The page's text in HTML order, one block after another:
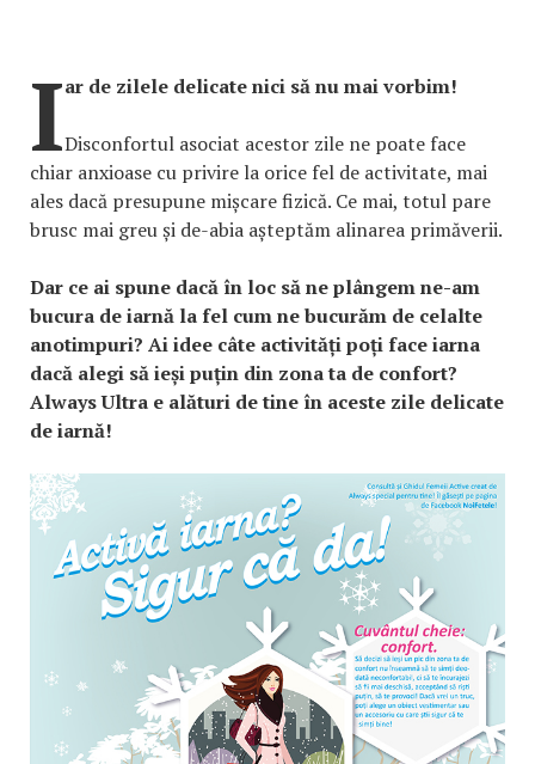
Iar de zilele delicate nici să nu mai vorbim!
Disconfortul asociat acestor zile ne poate face
chiar anxioase cu privire la orice fel de activitate, mai
ales dacă presupune mișcare fizică. Ce mai, totul pare
brusc mai greu și de-abia așteptăm alinarea primăverii.
Dar ce ai spune dacă în loc să ne plângem ne-am
bucura de iarnă la fel cum ne bucurăm de celalte
anotimpuri? Ai idee câte activități poți face iarna
dacă alegi să ieși puțin din zona ta de confort?
Always Ultra e alături de tine în aceste zile delicate
de iarnă!